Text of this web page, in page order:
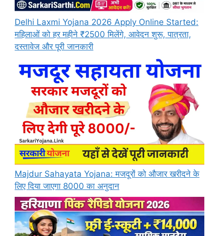
Delhi Laxmi Yojana 2026 Apply Online Started:
महिलाओं को हर महीने ₹2500 मिलेंगे, आवेदन शुरू, पात्रता,
दस्तावेज और पूरी जानकारी
Majdur Sahayata Yojana: मजदूरों को औजार खरीदने के
लिए दिया जाएगा 8000 का अनुदान